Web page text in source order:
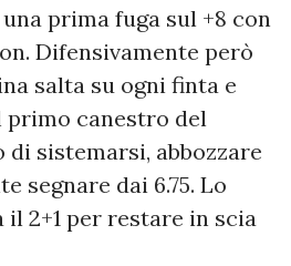
prima fuga sul +8 con
Difensivamente però
salta su ogni finta e
primo canestro del
sistemarsi, abbozzare
segnare dai 6.75. Lo
2+1 per restare in scia